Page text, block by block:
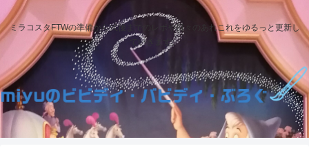
ミラコスタFTWの準備から式後までのレポや日々のあれこれをゆるっと更新し
ていきます。